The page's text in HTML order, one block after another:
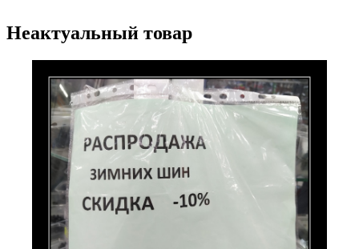
Неактуальный товар